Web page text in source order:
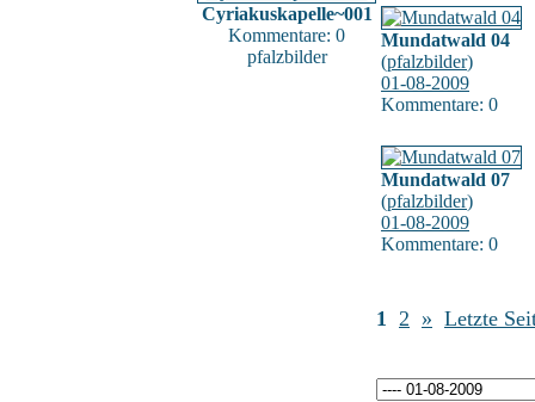
Cyriakuskapelle~001
Kommentare: 0
pfalzbilder
Mundatwald 04
(pfalzbilder)
01-08-2009
Kommentare: 0
Mundatwald 07
(pfalzbilder)
01-08-2009
Kommentare: 0
1 2 » Letzte